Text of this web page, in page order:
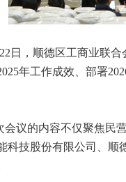
，顺德区工商业联合
年工作成效、部署
议的内容不仅聚焦民营
科技股份有限公司、顺